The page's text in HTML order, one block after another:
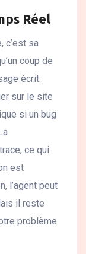
Réel
c’est sa
coup de
écrit.
sur le site
si un bug
ce qui
est
l’agent peut
il reste
problème